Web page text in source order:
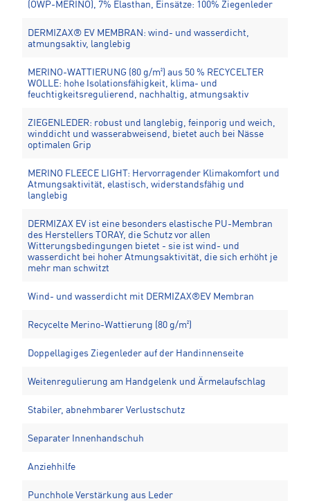
(OWP-MERINO), 7% Elasthan, Einsätze: 100% Ziegenleder
DERMIZAX® EV MEMBRAN: wind- und wasserdicht,
atmungsaktiv, langlebig
MERINO-WATTIERUNG (80 g/m²) aus 50 % RECYCELTER
WOLLE: hohe Isolationsfähigkeit, klima- und
feuchtigkeitsregulierend, nachhaltig, atmungsaktiv
ZIEGENLEDER: robust und langlebig, feinporig und weich,
winddicht und wasserabweisend, bietet auch bei Nässe
optimalen Grip
MERINO FLEECE LIGHT: Hervorragender Klimakomfort und
Atmungsaktivität, elastisch, widerstandsfähig und
langlebig
DERMIZAX EV ist eine besonders elastische PU-Membran
des Herstellers TORAY, die Schutz vor allen
Witterungsbedingungen bietet - sie ist wind- und
wasserdicht bei hoher Atmungsaktivität, die sich erhöht je
mehr man schwitzt
Wind- und wasserdicht mit DERMIZAX®EV Membran
Recycelte Merino-Wattierung (80 g/m²)
Doppellagiges Ziegenleder auf der Handinnenseite
Weitenregulierung am Handgelenk und Ärmelaufschlag
Stabiler, abnehmbarer Verlustschutz
Separater Innenhandschuh
Anziehhilfe
Punchhole Verstärkung aus Leder